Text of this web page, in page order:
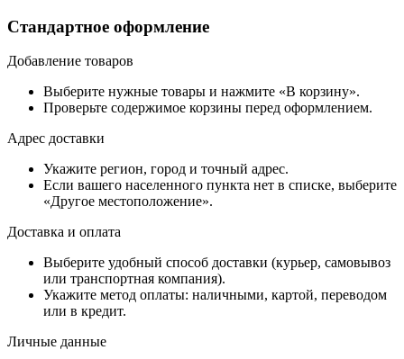
Стандартное оформление
Добавление товаров
Выберите нужные товары и нажмите «В корзину».
Проверьте содержимое корзины перед оформлением.
Адрес доставки
Укажите регион, город и точный адрес.
Если вашего населенного пункта нет в списке, выберите
«Другое местоположение».
Доставка и оплата
Выберите удобный способ доставки (курьер, самовывоз
или транспортная компания).
Укажите метод оплаты: наличными, картой, переводом
или в кредит.
Личные данные